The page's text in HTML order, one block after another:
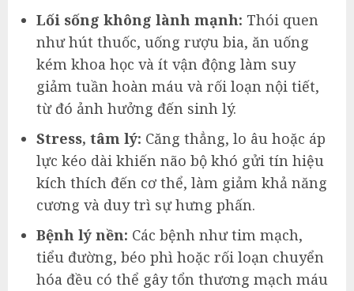
Lối sống không lành mạnh: Thói quen
như hút thuốc, uống rượu bia, ăn uống
kém khoa học và ít vận động làm suy
giảm tuần hoàn máu và rối loạn nội tiết,
từ đó ảnh hưởng đến sinh lý.
Stress, tâm lý: Căng thẳng, lo âu hoặc áp
lực kéo dài khiến não bộ khó gửi tín hiệu
kích thích đến cơ thể, làm giảm khả năng
cương và duy trì sự hưng phấn.
Bệnh lý nền: Các bệnh như tim mạch,
tiểu đường, béo phì hoặc rối loạn chuyển
hóa đều có thể gây tổn thương mạch máu